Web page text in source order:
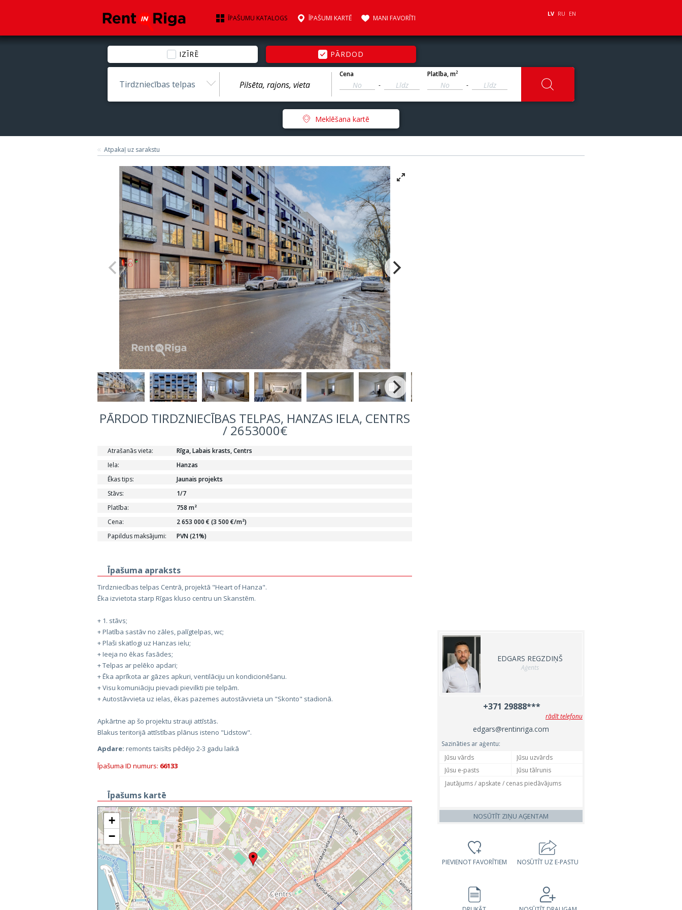
ĪPAŠUMU KATALOGS ĪPAŠUMI KARTĒ MANI FAVORĪTI
LV RU EN
IZĪRĒ PĀRDOD
Tirdzniecības telpas
Cena
-
Platība, m2
-
Meklēšana kartē
Atpakaļ uz sarakstu
PĀRDOD TIRDZNIECĪBAS TELPAS, HANZAS IELA, CENTRS
/ 2653000€
Atrašanās vieta:
Rīga, Labais krasts, Centrs
Iela:
Hanzas
Ēkas tips:
Jaunais projekts
Stāvs:
1/7
Platība:
758 m²
Cena:
2 653 000 € (3 500 €/m²)
Papildus maksājumi:
PVN (21%)
Īpašuma apraksts
Tirdzniecības telpas Centrā, projektā "Heart of Hanza".
Ēka izvietota starp Rīgas kluso centru un Skanstēm.
+ 1. stāvs;
+ Platība sastāv no zāles, palīgtelpas, wc;
+ Plaši skatlogi uz Hanzas ielu;
+ Ieeja no ēkas fasādes;
+ Telpas ar pelēko apdari;
+ Ēka aprīkota ar gāzes apkuri, ventilāciju un kondicionēšanu.
+ Visu komuniāciju pievadi pievilkti pie telpām.
+ Autostāvvieta uz ielas, ēkas pazemes autostāvvieta un "Skonto" stadionā.
Apkārtne ap šo projektu strauji attīstās.
Blakus teritorijā attīstības plānus isteno "Lidstow".
Apdare: remonts taisīts pēdējo 2-3 gadu laikā
Īpašuma ID numurs: 66133
Īpašums kartē
+
−
EDGARS REGZDIŅŠ
Aģents
+371 29888***
rādīt telefonu
edgars@rentinriga.com
Sazināties ar aģentu:
NOSŪTĪT ZIŅU AĢENTAM
PIEVIENOT FAVORĪTIEM NOSŪTĪT UZ E-PASTU